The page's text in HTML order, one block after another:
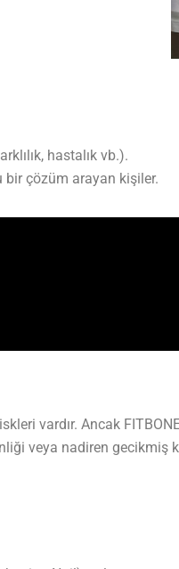
hastalık vb.).
çözüm arayan kişiler.
vardır. Ancak
veya nadiren